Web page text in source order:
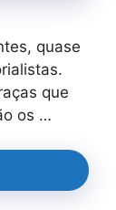
quase
que
os …